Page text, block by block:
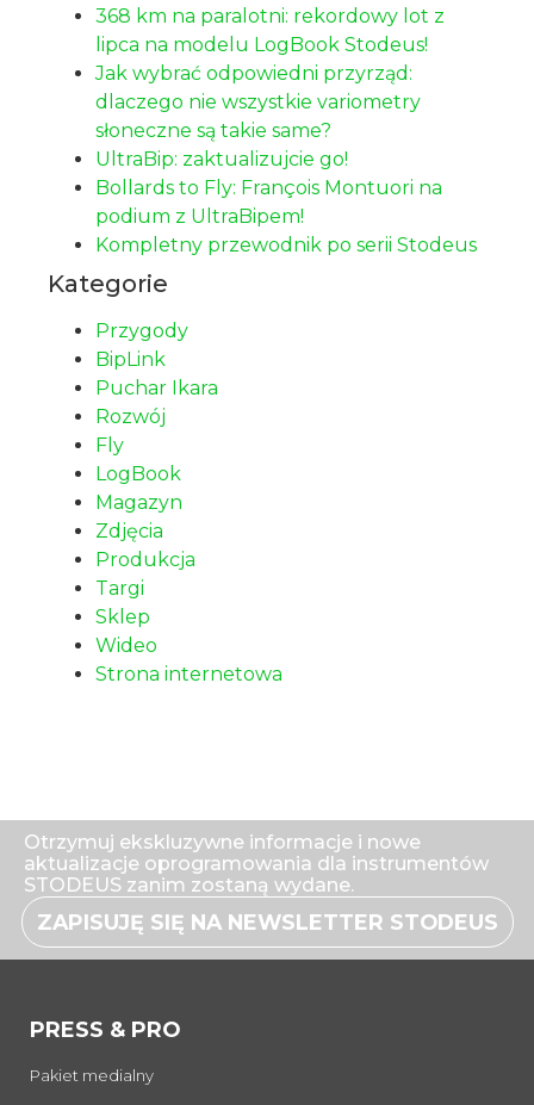
368 km na paralotni: rekordowy lot z
lipca na modelu LogBook Stodeus!
Jak wybrać odpowiedni przyrząd:
dlaczego nie wszystkie variometry
słoneczne są takie same?
UltraBip: zaktualizujcie go!
Bollards to Fly: François Montuori na
podium z UltraBipem!
Kompletny przewodnik po serii Stodeus
Kategorie
Przygody
BipLink
Puchar Ikara
Rozwój
Fly
LogBook
Magazyn
Zdjęcia
Produkcja
Targi
Sklep
Wideo
Strona internetowa
Otrzymuj ekskluzywne informacje i nowe
aktualizacje oprogramowania dla instrumentów
STODEUS zanim zostaną wydane.
ZAPISUJĘ SIĘ NA NEWSLETTER STODEUS
PRESS & PRO
Pakiet medialny